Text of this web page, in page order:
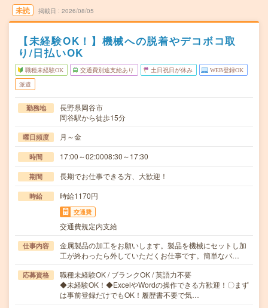
未読 掲載日 2026/08/05
【未経験OK！】機械への脱着やデコボコ取
り/日払いOK
職種未経験OK 交通費別途支給あり 土日祝日が休み WEB登録OK
派遣
勤務地
長野県岡谷市
岡谷駅から徒歩15分
曜日頻度 月～金
時間 17:00～02:0008:30～17:30
期間 長期でお仕事できる方、大歓迎！
時給 時給1170円
交通費
交通費規定内支給
仕事内容
金属製品の加工をお願いします。製品を機械にセットし加
工が終わったら外していただくお仕事です。簡単なバ…
応募資格
職種未経験OK / ブランクOK / 英語力不要
◆未経験OK！◆ExcelやWordの操作できる方歓迎！〇まず
は事前登録だけでもOK！履歴書不要で気…